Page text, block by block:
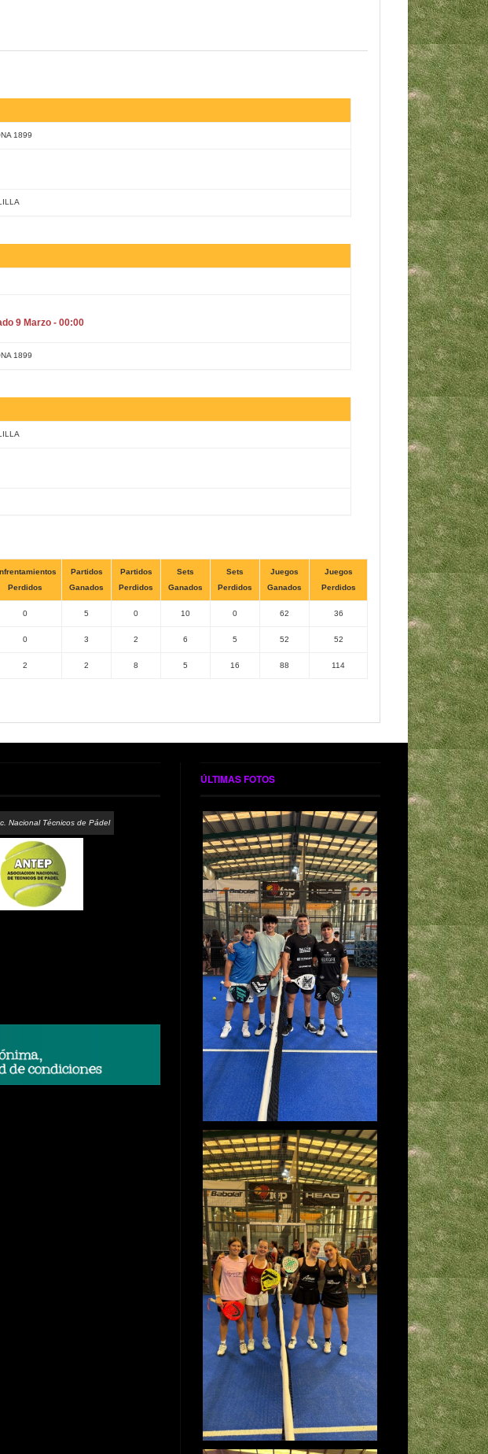
1899
9 Marzo - 00:00
1899
Perdidos
Partidos
Ganados
Partidos
Perdidos
Sets
Ganados
Sets
Perdidos
Juegos
Ganados
Juegos
Perdidos
0 5 0 10 0 62 36
0 3 2 6 5 52 52
2 2 8 5 16 88 114
Nacional Técnicos de Pádel
ÚLTIMAS FOTOS